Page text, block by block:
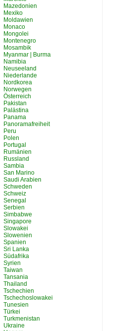
Mazedonien
Mexiko
Moldawien
Monaco
Mongolei
Montenegro
Mosambik
Myanmar | Burma
Namibia
Neuseeland
Niederlande
Nordkorea
Norwegen
Österreich
Pakistan
Palästina
Panama
Panoramafreiheit
Peru
Polen
Portugal
Rumänien
Russland
Sambia
San Marino
Saudi Arabien
Schweden
Schweiz
Senegal
Serbien
Simbabwe
Singapore
Slowakei
Slowenien
Spanien
Sri Lanka
Südafrika
Syrien
Taiwan
Tansania
Thailand
Tschechien
Tschechoslowakei
Tunesien
Türkei
Turkmenistan
Ukraine